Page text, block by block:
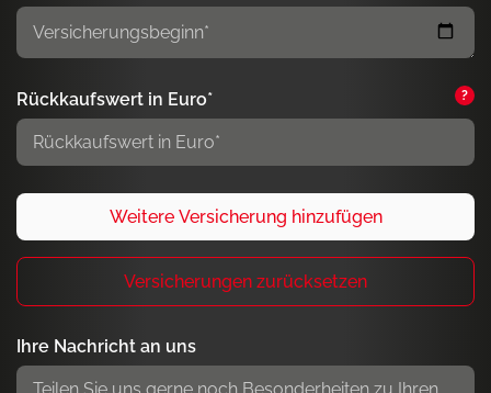
Rückkaufswert in Euro* ?
Ihre Nachricht an uns